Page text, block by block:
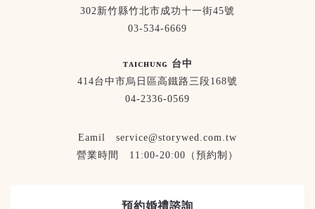
302新竹縣竹北市成功十一街45號
03-534-6669
ᴛᴀɪᴄʜᴜɴɢ 台中
414台中市烏日區高鐵路三段168號
04-2336-0569
Eamil service@storywed.com.tw
營業時間 11:00-20:00（預約制）
預約婚禮諮詢